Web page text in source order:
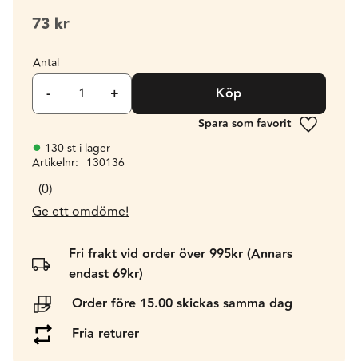
73 kr
Antal
+
- Köp
Lägg till
130 st i lager
Artikelnr
130136
0
Ge ett omdöme!
Fri frakt vid order över 995kr (Annars
endast 69kr)
Order före 15.00 skickas samma dag
Fria returer